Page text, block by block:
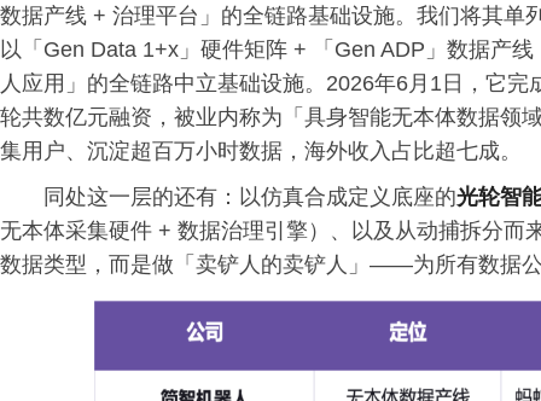
数据产线 + 治理平台」的全链路基础设施。我们将其单
以「Gen Data 1+x」硬件矩阵 + 「Gen ADP」数据产
人应用」的全链路中立基础设施。2026年6月1日，它完
轮共数亿元融资，被业内称为「具身智能无本体数据
集用户、沉淀超百万小时数据，海外收入占比超七成。
同处这一层的还有：以仿真合成定义底座的光轮智
无本体采集硬件 + 数据治理引擎）、以及从动捕拆分而
数据类型，而是做「卖铲人的卖铲人」——为所有数据